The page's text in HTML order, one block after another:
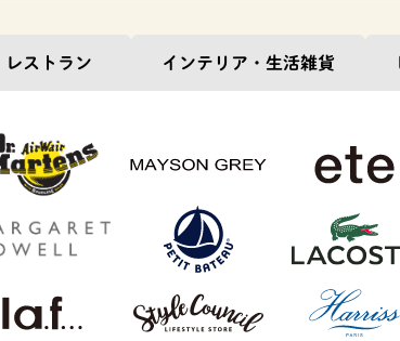
レストラン インテリア・ 生活雑貨